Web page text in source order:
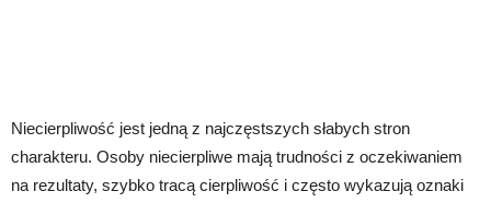
Niecierpliwość jest jedną z najczęstszych słabych stron
charakteru. Osoby niecierpliwe mają trudności z oczekiwaniem
na rezultaty, szybko tracą cierpliwość i często wykazują oznaki